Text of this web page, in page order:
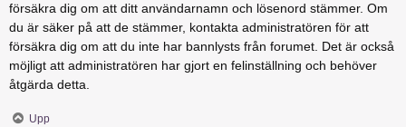
försäkra dig om att ditt användarnamn och lösenord stämmer. Om
du är säker på att de stämmer, kontakta administratören för att
försäkra dig om att du inte har bannlysts från forumet. Det är också
möjligt att administratören har gjort en felinställning och behöver
åtgärda detta.
Upp